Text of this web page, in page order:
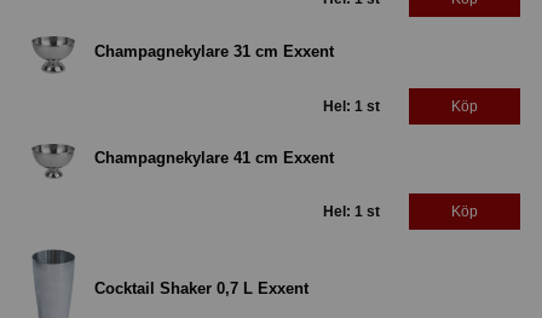
Champagnekylare 31 cm Exxent
Hel: 1 st Köp
Champagnekylare 41 cm Exxent
Hel: 1 st Köp
Cocktail Shaker 0,7 L Exxent